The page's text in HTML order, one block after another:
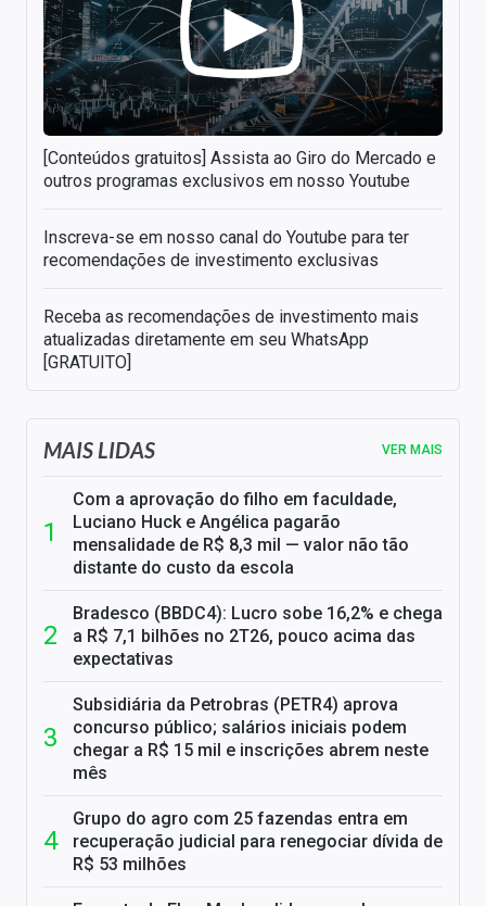
[Conteúdos gratuitos] Assista ao Giro do Mercado e
outros programas exclusivos em nosso Youtube
Inscreva-se em nosso canal do Youtube para ter
recomendações de investimento exclusivas
Receba as recomendações de investimento mais
atualizadas diretamente em seu WhatsApp
[GRATUITO]
MAIS LIDAS VER MAIS
Com a aprovação do filho em faculdade,
Luciano Huck e Angélica pagarão
mensalidade de R$ 8,3 mil — valor não tão
distante do custo da escola
Bradesco (BBDC4): Lucro sobe 16,2% e chega
a R$ 7,1 bilhões no 2T26, pouco acima das
expectativas
Subsidiária da Petrobras (PETR4) aprova
concurso público; salários iniciais podem
chegar a R$ 15 mil e inscrições abrem neste
mês
Grupo do agro com 25 fazendas entra em
recuperação judicial para renegociar dívida de
R$ 53 milhões